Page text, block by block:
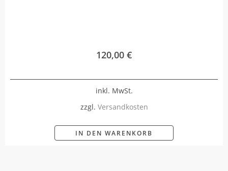
120,00 €
inkl. MwSt.
zzgl. Versandkosten
IN DEN WARENKORB